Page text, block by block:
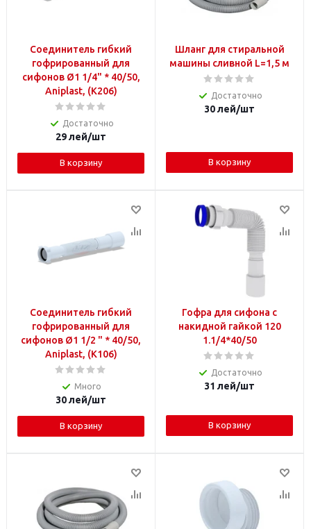
Соединитель гибкий
гофрированный для
сифонов Ø1 1/4" * 40/50,
Aniplast, (K206)
Достаточно
29лей/шт
В корзину
Шланг для стиральной
машины сливной L=1,5 м
Достаточно
30лей/шт
В корзину
Соединитель гибкий
гофрированный для
сифонов Ø1 1/2 " * 40/50,
Aniplast, (K106)
Много
30лей/шт
В корзину
Гофра для сифона с
накидной гайкой 120
1.1/4*40/50
Достаточно
31 лей/шт
В корзину